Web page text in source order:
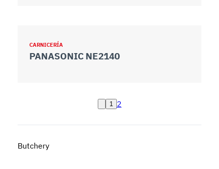
CARNICERÍA
PANASONIC NE2140
1 2
Butchery